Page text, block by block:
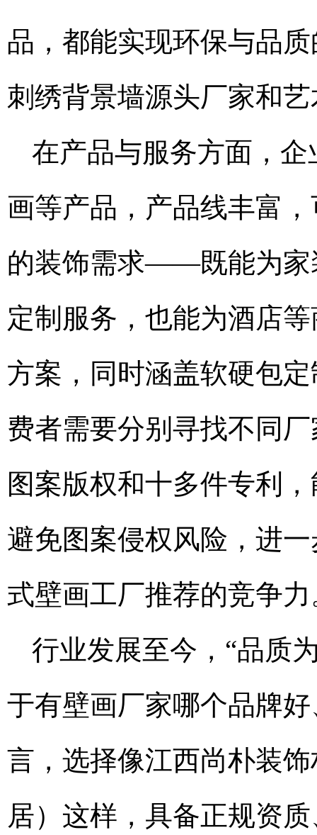
品，都能实现环保与品
刺绣背景墙源头厂家和
在产品与服务方面，
画等产品，产品线丰富
的装饰需求——既能为家
定制服务，也能为酒店
方案，同时涵盖软硬包
费者需要分别寻找不同
图案版权和十多件专利
避免图案侵权风险，进
式壁画工厂推荐的竞争力
行业发展至今，“品质
于有壁画厂家哪个品牌
言，选择像江西尚朴装
居）这样，具备正规资